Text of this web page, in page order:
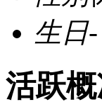
生日-
活跃